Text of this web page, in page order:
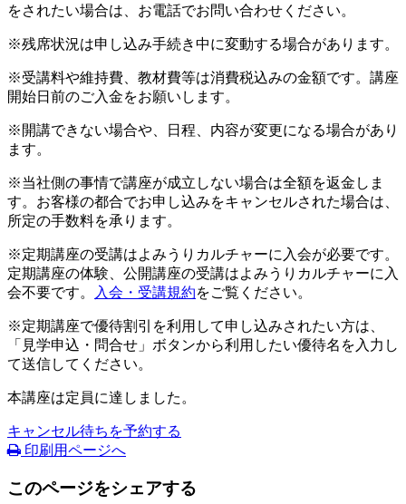
をされたい場合は、お電話でお問い合わせください。
※残席状況は申し込み手続き中に変動する場合があります。
※受講料や維持費、教材費等は消費税込みの金額です。講座
開始日前のご入金をお願いします。
※開講できない場合や、日程、内容が変更になる場合があり
ます。
※当社側の事情で講座が成立しない場合は全額を返金しま
す。お客様の都合でお申し込みをキャンセルされた場合は、
所定の手数料を承ります。
※定期講座の受講はよみうりカルチャーに入会が必要です。
定期講座の体験、公開講座の受講はよみうりカルチャーに入
会不要です。
入会・受講規約をご覧ください。
※定期講座で優待割引を利用して申し込みされたい方は、
「見学申込・問合せ」ボタンから利用したい優待名を入力し
て送信してください。
本講座は定員に達しました。
キャンセル待ちを予約する
印刷用ページへ
このページをシェアする